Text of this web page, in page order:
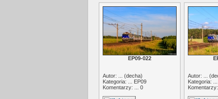
EP09-022
Autor: ... (decha)
Kategoria: ... EP09
Komentarzy: ... 0
Autor: ... (
Kategoria: